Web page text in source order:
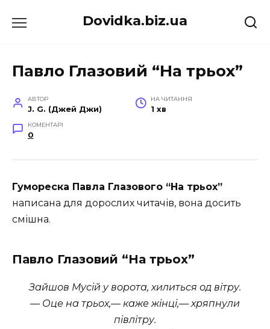
до
Dovidka.biz.ua
Павло Глазовий “На трьох”
АВТОР
J. G. (Джей Джи)
НА ЧИТАННЯ
1 хв
КОМЕНТАРІ
0
Гумореска Павла Глазового “На трьох”
написана для дорослих читачів, вона досить
смішна.
Павло Глазовий “На трьох”
Зайшов Мусій у ворота, хилиться од вітру.
— Оце на трьох,— каже жінці,— хряпнули
півлітру.